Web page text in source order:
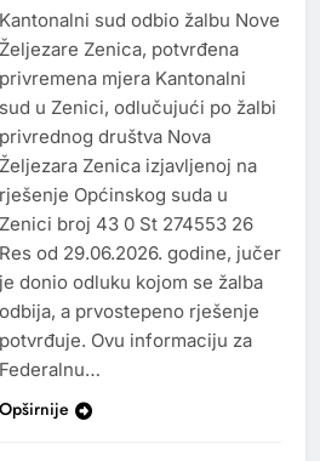
Kantonalni sud odbio žalbu Nove
Željezare Zenica, potvrđena
privremena mjera Kantonalni
sud u Zenici, odlučujući po žalbi
privrednog društva Nova
Željezara Zenica izjavljenoj na
rješenje Općinskog suda u
Zenici broj 43 0 St 274553 26
Res od 29.06.2026. godine, jučer
je donio odluku kojom se žalba
odbija, a prvostepeno rješenje
potvrđuje. Ovu informaciju za
Federalnu…
Opširnije